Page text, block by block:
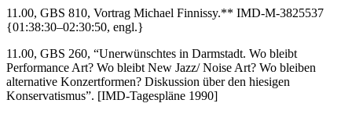
11.00, GBS 810, Vortrag Michael Finnissy.** IMD-M-3825537
{01:38:30–02:30:50, engl.}
11.00, GBS 260, “Unerwünschtes in Darmstadt. Wo bleibt
Performance Art? Wo bleibt New Jazz/ Noise Art? Wo bleiben
alternative Konzertformen? Diskussion über den hiesigen
Konservatismus”. [IMD-Tagespläne 1990]